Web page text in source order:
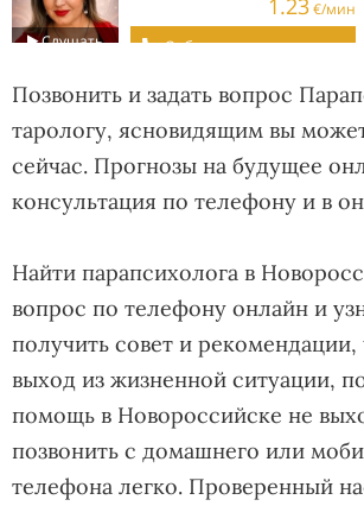
Позвонить и задать вопрос
тарологу, ясновидящим вы
сейчас. Прогнозы на будущее
консультация по телефону и в
Найти парапсихолога в
вопрос по телефону онлайн и
получить совет и
выход из жизненной ситуации,
помощь в Новороссийске не
позвонить с домашнего или
телефона легко. Проверенный